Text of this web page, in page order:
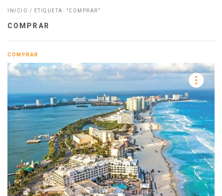
INICIO / ETIQUETA: "COMPRAR"
COMPRAR
COMPRAR